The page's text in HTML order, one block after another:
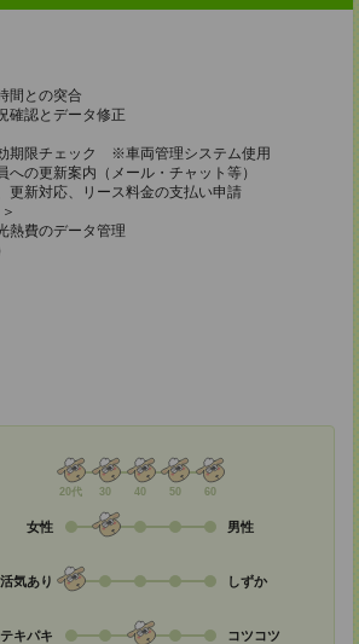
間との突合
確認とデータ修正
期限チェック ※車両管理システム使用
への更新案内（メール・チャット等）
更新対応、リース料金の支払い申請
熱費のデータ管理
20代 30 40 50 60
女性 男性
活気あり しずか
テキパキ コツコツ